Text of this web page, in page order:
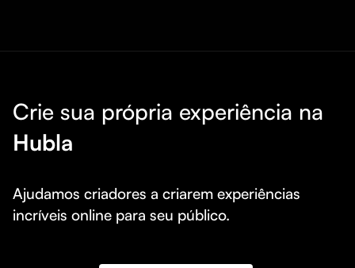
Crie sua própria experiência na
Hubla
Ajudamos criadores a criarem experiências
incríveis online para seu público.